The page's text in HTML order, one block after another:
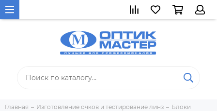
Главная Изготовление очков и тестирование линз Блоки